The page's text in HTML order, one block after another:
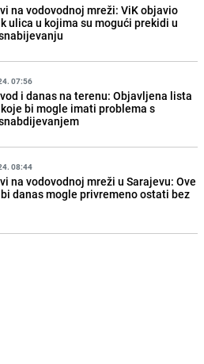
na vodovodnoj mreži: ViK objavio
ulica u kojima su mogući prekidi u
07:56
i danas na terenu: Objavljena lista
bi mogle imati problema s
08:44
na vodovodnoj mreži u Sarajevu: Ove
danas mogle privremeno ostati bez